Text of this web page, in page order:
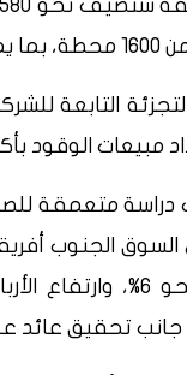
55%.
دراسة متعمقة
عامًا في السوق